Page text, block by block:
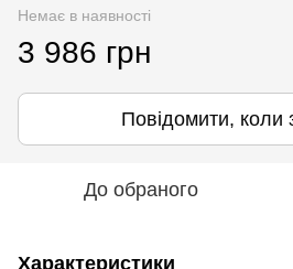
Немає в наявності
3 986 грн
Повідомити, коли
До обраного
Характеристики